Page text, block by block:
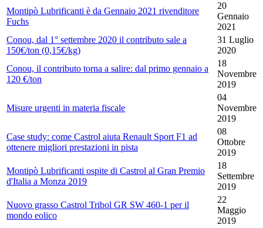
Montipò Lubrificanti è da Gennaio 2021 rivenditore
Fuchs
20
Gennaio
2021
Conou, dal 1° settembre 2020 il contributo sale a
150€/ton (0,15€/kg)
31 Luglio
2020
Conou, il contributo torna a salire: dal primo gennaio a
120 €/ton
18
Novembre
2019
Misure urgenti in materia fiscale
04
Novembre
2019
Case study: come Castrol aiuta Renault Sport F1 ad
ottenere migliori prestazioni in pista
08
Ottobre
2019
Montipò Lubrificanti ospite di Castrol al Gran Premio
d'Italia a Monza 2019
18
Settembre
2019
Nuovo grasso Castrol Tribol GR SW 460-1 per il
mondo eolico
22
Maggio
2019